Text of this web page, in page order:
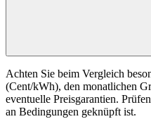
Achten Sie beim Vergleich
(Cent/kWh), den monatlichen
eventuelle Preisgarantien.
an Bedingungen geknüpft ist.